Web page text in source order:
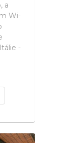
a
Wi-
-